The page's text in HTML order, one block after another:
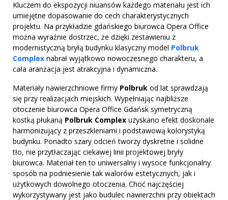
Kluczem do ekspozycji niuansów każdego materiału jest ich
umiejętne dopasowanie do cech charakterystycznych
projektu. Na przykładzie gdańskiego biurowca Opera Office
można wyraźnie dostrzec, że dzięki zestawieniu z
modernistyczną bryłą budynku klasyczny model Polbruk
Complex nabrał wyjątkowo nowoczesnego charakteru, a
cała aranżacja jest atrakcyjna i dynamiczna.
Materiały nawierzchniowe firmy Polbruk od lat sprawdzają
się przy realizacjach miejskich. Wypełniając najbliższe
otoczenie biurowca Opera Office Gdańsk symetryczną
kostką płukaną Polbruk Complex uzyskano efekt doskonale
harmonizujący z przeszkleniami i podstawową kolorystyką
budynku. Ponadto szary odcień tworzy dyskretne i solidne
tło, nie przytłaczając ciekawej linii projektowej bryły
biurowca. Materiał ten to uniwersalny i wysoce funkcjonalny
sposób na podniesienie tak walorów estetycznych, jak i
użytkowych dowolnego otoczenia. Choć najczęściej
wykorzystywany jest jako budulec nawierzchni przy obiektach